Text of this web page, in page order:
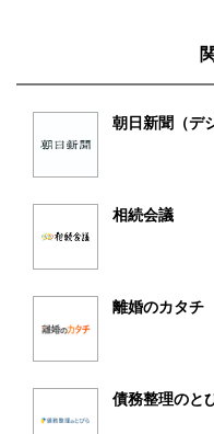
朝日新聞（デ
相続会議
離婚のカタチ
債務整理のと